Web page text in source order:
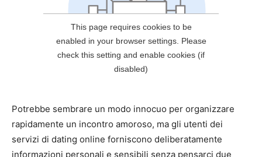
Potrebbe sembrare un modo innocuo per organizzare
rapidamente un incontro amoroso, ma gli utenti dei
servizi di dating online forniscono deliberatamente
informazioni personali e sensibili senza pensarci due